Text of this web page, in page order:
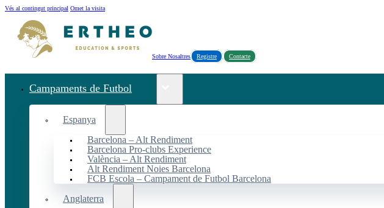
Vés al contingut principal Omet la visita
Sobre Nosaltres Registre Contacte
Campaments de Futbol
Espanya
Barcelona – Alt Rendiment
Barcelona Pro-clubs Experience
València – Alt Rendiment
Alt Rendiment Noies Barcelona
FCB Escola – Campament de Futbol Barcelona
Anglaterra